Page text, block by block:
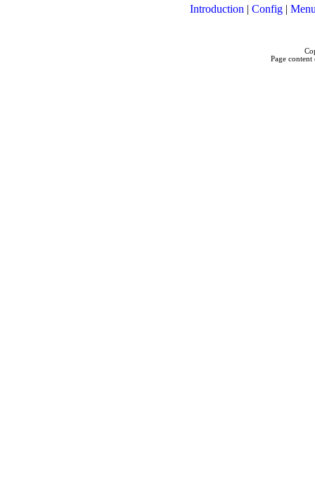
Introduction | Config|
Page